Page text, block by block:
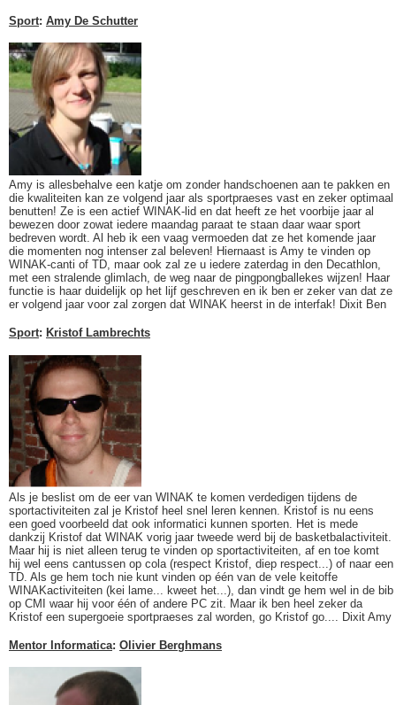
Sport: Amy De Schutter
Amy is allesbehalve een katje om zonder handschoenen aan te pakken en
die kwaliteiten kan ze volgend jaar als sportpraeses vast en zeker optimaal
benutten! Ze is een actief WINAK-lid en dat heeft ze het voorbije jaar al
bewezen door zowat iedere maandag paraat te staan daar waar sport
bedreven wordt. Al heb ik een vaag vermoeden dat ze het komende jaar
die momenten nog intenser zal beleven! Hiernaast is Amy te vinden op
WINAK-canti of TD, maar ook zal ze u iedere zaterdag in den Decathlon,
met een stralende glimlach, de weg naar de pingpongballekes wijzen! Haar
functie is haar duidelijk op het lijf geschreven en ik ben er zeker van dat ze
er volgend jaar voor zal zorgen dat WINAK heerst in de interfak! Dixit Ben
Sport: Kristof Lambrechts
Als je beslist om de eer van WINAK te komen verdedigen tijdens de
sportactiviteiten zal je Kristof heel snel leren kennen. Kristof is nu eens
een goed voorbeeld dat ook informatici kunnen sporten. Het is mede
dankzij Kristof dat WINAK vorig jaar tweede werd bij de basketbalactiviteit.
Maar hij is niet alleen terug te vinden op sportactiviteiten, af en toe komt
hij wel eens cantussen op cola (respect Kristof, diep respect...) of naar een
TD. Als ge hem toch nie kunt vinden op één van de vele keitoffe
WINAKactiviteiten (kei lame... kweet het...), dan vindt ge hem wel in de bib
op CMI waar hij voor één of andere PC zit. Maar ik ben heel zeker da
Kristof een supergoeie sportpraeses zal worden, go Kristof go.... Dixit Amy
Mentor Informatica: Olivier Berghmans